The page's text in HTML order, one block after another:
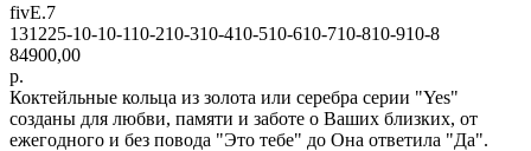
fivE.7
131225-10-10-110-210-310-410-510-610-710-810-910-8
84900,00
р.
Коктейльные кольца из золота или серебра серии "Yes"
созданы для любви, памяти и заботе о Ваших близких, от
ежегодного и без повода "Это тебе" до Она ответила "Да".